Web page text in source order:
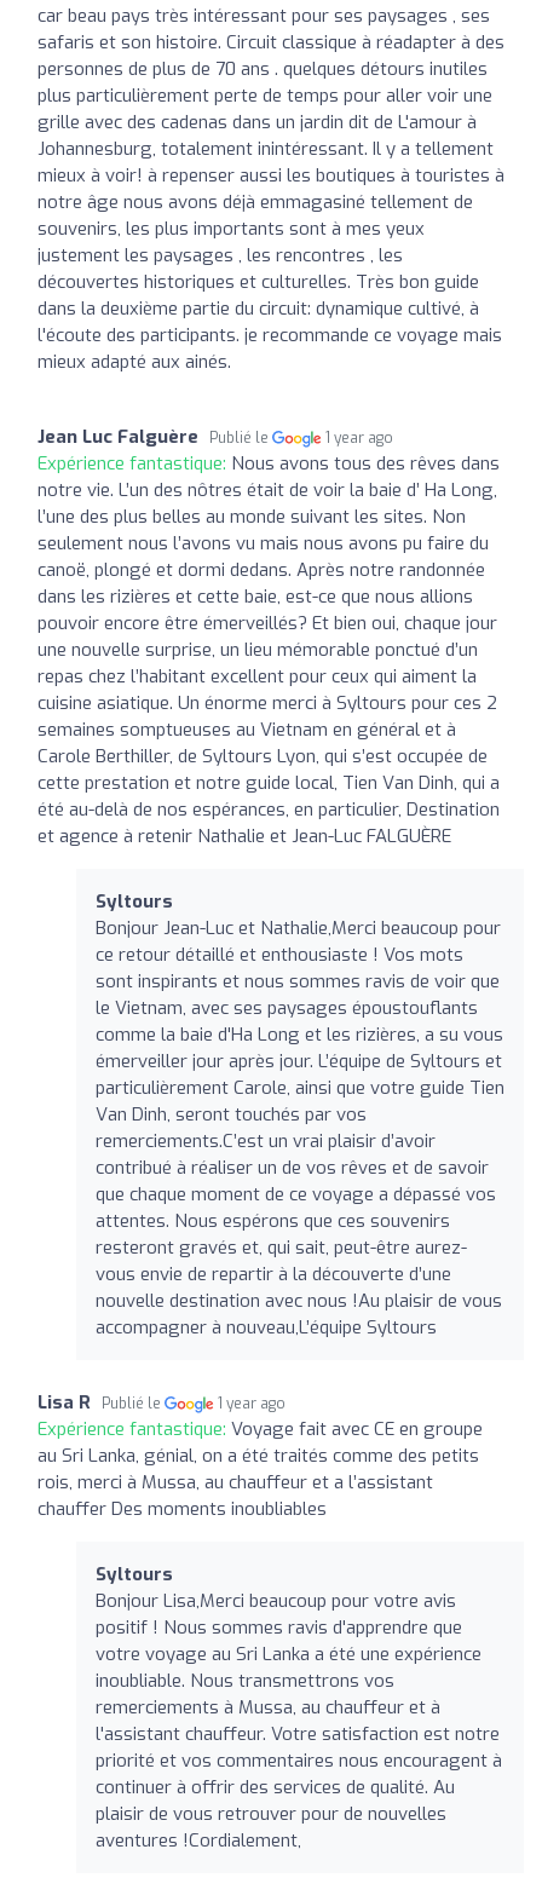
car beau pays très intéressant pour ses paysages , ses
safaris et son histoire. Circuit classique à réadapter à des
personnes de plus de 70 ans . quelques détours inutiles
plus particulièrement perte de temps pour aller voir une
grille avec des cadenas dans un jardin dit de L'amour à
Johannesburg, totalement inintéressant. Il y a tellement
mieux à voir! à repenser aussi les boutiques à touristes à
notre âge nous avons déjà emmagasiné tellement de
souvenirs, les plus importants sont à mes yeux
justement les paysages , les rencontres , les
découvertes historiques et culturelles. Très bon guide
dans la deuxième partie du circuit: dynamique cultivé, à
l'écoute des participants. je recommande ce voyage mais
mieux adapté aux ainés.
Jean Luc Falguère Publié le 1 year ago
Expérience fantastique: Nous avons tous des rêves dans
notre vie. L’un des nôtres était de voir la baie d’ Ha Long,
l’une des plus belles au monde suivant les sites. Non
seulement nous l’avons vu mais nous avons pu faire du
canoë, plongé et dormi dedans. Après notre randonnée
dans les rizières et cette baie, est-ce que nous allions
pouvoir encore être émerveillés? Et bien oui, chaque jour
une nouvelle surprise, un lieu mémorable ponctué d’un
repas chez l’habitant excellent pour ceux qui aiment la
cuisine asiatique. Un énorme merci à Syltours pour ces 2
semaines somptueuses au Vietnam en général et à
Carole Berthiller, de Syltours Lyon, qui s’est occupée de
cette prestation et notre guide local, Tien Van Dinh, qui a
été au-delà de nos espérances, en particulier, Destination
et agence à retenir Nathalie et Jean-Luc FALGUÈRE
Syltours
Bonjour Jean-Luc et Nathalie,Merci beaucoup pour
ce retour détaillé et enthousiaste ! Vos mots
sont inspirants et nous sommes ravis de voir que
le Vietnam, avec ses paysages époustouflants
comme la baie d'Ha Long et les rizières, a su vous
émerveiller jour après jour. L’équipe de Syltours et
particulièrement Carole, ainsi que votre guide Tien
Van Dinh, seront touchés par vos
remerciements.C’est un vrai plaisir d’avoir
contribué à réaliser un de vos rêves et de savoir
que chaque moment de ce voyage a dépassé vos
attentes. Nous espérons que ces souvenirs
resteront gravés et, qui sait, peut-être aurez-
vous envie de repartir à la découverte d’une
nouvelle destination avec nous !Au plaisir de vous
accompagner à nouveau,L’équipe Syltours
Lisa R Publié le 1 year ago
Expérience fantastique: Voyage fait avec CE en groupe
au Sri Lanka, génial, on a été traités comme des petits
rois, merci à Mussa, au chauffeur et a l’assistant
chauffer Des moments inoubliables
Syltours
Bonjour Lisa,Merci beaucoup pour votre avis
positif ! Nous sommes ravis d'apprendre que
votre voyage au Sri Lanka a été une expérience
inoubliable. Nous transmettrons vos
remerciements à Mussa, au chauffeur et à
l'assistant chauffeur. Votre satisfaction est notre
priorité et vos commentaires nous encouragent à
continuer à offrir des services de qualité. Au
plaisir de vous retrouver pour de nouvelles
aventures !Cordialement,